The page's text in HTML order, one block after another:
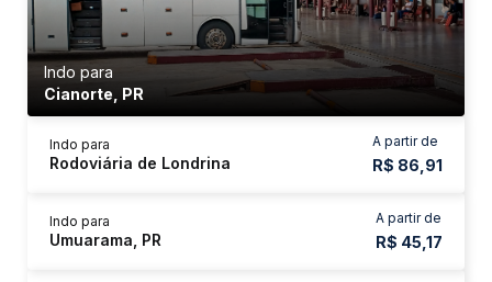
Indo para
Cianorte, PR
A partir de
R$ 86,91
Indo para
Rodoviária de Londrina
A partir de
R$ 45,17
Indo para
Umuarama, PR